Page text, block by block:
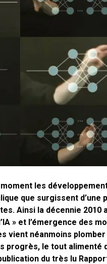
du macronisme crypto-
les
que surgissent
Ainsi la décennie
» et l’émergence des
vient néanmoins
progrès, le tout alimenté
du très lu